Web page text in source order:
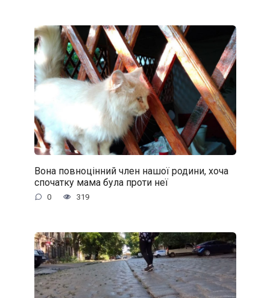
Вона повноцінний член нашої родини, хоча
спочатку мама була проти неї
0 319